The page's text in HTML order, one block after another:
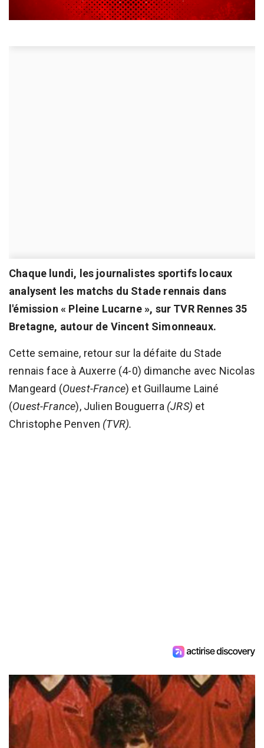
Chaque lundi, les journalistes sportifs locaux
analysent les matchs du Stade rennais dans
l'émission « Pleine Lucarne », sur TVR Rennes 35
Bretagne, autour de Vincent Simonneaux.
Cette semaine, retour sur la défaite du Stade
rennais face à Auxerre (4-0) dimanche avec Nicolas
Mangeard (Ouest-France) et Guillaume Lainé
(Ouest-France), Julien Bouguerra (JRS) et
Christophe Penven (TVR).